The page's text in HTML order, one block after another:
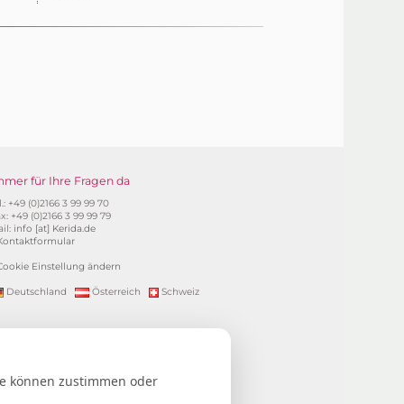
für Ihre Fragen da
+49 (0)2166 3 99 99 70
+49 (0)2166 3 99 99 79
info [at] Kerida.de
Einstellung ändern
Deutschland Österreich Schweiz
können zustimmen oder